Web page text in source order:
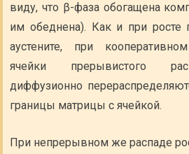
виду, что β-фаза обогащена
им обеднена). Как и при росте
аустените, при
ячейки прерывистого
диффузионно
границы матрицы с ячейкой.
При непрерывном же распаде